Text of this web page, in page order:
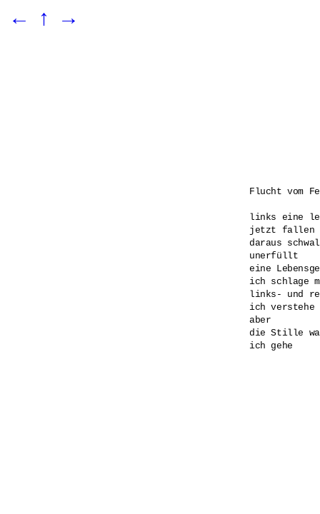
← ↑ →
Flucht vom
links eine
jetzt fallen
daraus
unerfüllt
eine
ich schlage
links- und
ich verstehe
aber
die Stille
ich gehe